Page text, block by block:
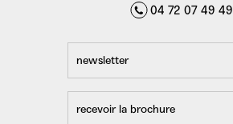
04 72 07 49 49
newsletter
recevoir la brochure